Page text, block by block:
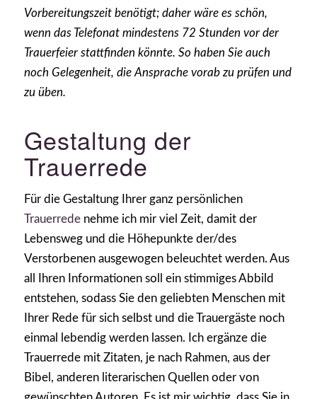
Vorbereitungszeit benötigt; daher wäre es schön,
wenn das Telefonat mindestens 72 Stunden vor der
Trauerfeier stattfinden könnte. So haben Sie auch
noch Gelegenheit, die Ansprache vorab zu prüfen und
zu üben.
Gestaltung der
Trauerrede
Für die Gestaltung Ihrer ganz persönlichen
Trauerredenehme ich mir viel Zeit, damit der
Lebensweg und die Höhepunkte der/des
Verstorbenen ausgewogen beleuchtet werden. Aus
all Ihren Informationen soll ein stimmiges Abbild
entstehen, sodass Sie den geliebten Menschen mit
Ihrer Rede für sich selbst und die Trauergäste noch
einmal lebendig werden lassen. Ich ergänze die
Trauerrede mit Zitaten, je nach Rahmen, aus der
Bibel, anderen literarischen Quellen oder von